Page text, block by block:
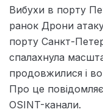
Вибухи в порту
ранок Дрони
порту Санкт-
спалахнула
продовжилися і
Про це
OSINT-канали.